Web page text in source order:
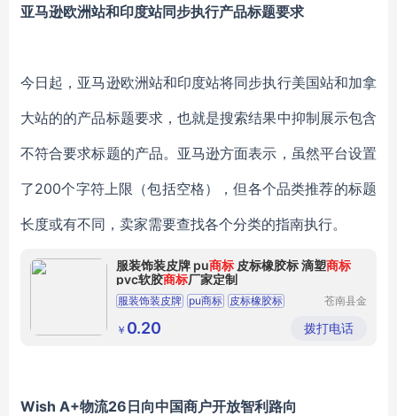
亚马逊欧洲站和印度站同步执行产品标题要求
今日起，亚马逊欧洲站和印度站将同步执行美国站和加拿
大站的的产品标题要求，也就是搜索结果中抑制展示包含
不符合要求标题的产品。亚马逊方面表示，虽然平台设置
了200个字符上限（包括空格），但各个品类推荐的标题
长度或有不同，卖家需要查找各个分类的指南执行。
服装饰装皮牌 pu商标 皮标橡胶标 滴塑商标
pvc软胶商标厂家定制
服装饰装皮牌 pu商标 皮标橡胶标
滴塑商标
苍南县金
工艺品厂
￥ 0.20 拨打电话
Wish A+物流26日向中国商户开放智利路向